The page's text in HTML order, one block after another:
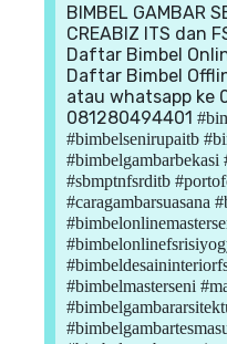
BIMBEL GAMBAR
CREABIZ ITS dan
Daftar Bimbel
Daftar Bimbel
atau whatsapp ke
081280494401
#bimbelsenirupaitb
#sbmptnfsrditb
#caragambarsuasana
#bimbelmasterseni